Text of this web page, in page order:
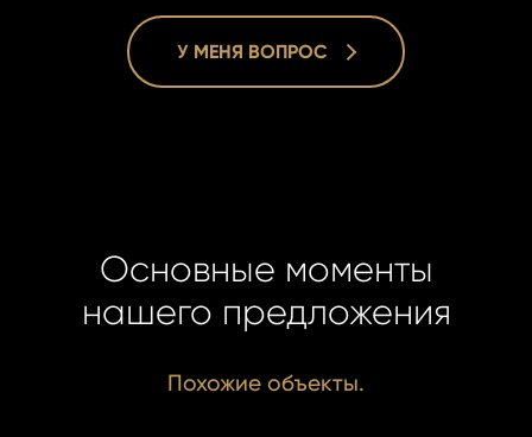
У МЕНЯ ВОПРОС
Основные моменты
нашего предложения
Похожие объекты.